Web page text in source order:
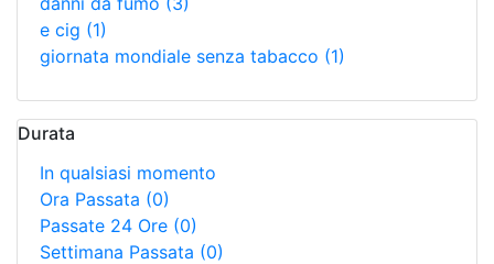
e cig (1)
giornata mondiale senza tabacco (1)
Durata
In qualsiasi momento
Ora Passata (0)
Passate 24 Ore (0)
Settimana Passata (0)